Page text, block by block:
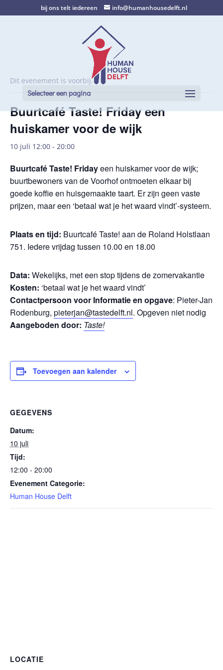
bij ons telt iedereen info@humanhousedelft.nl
Selecteer een pagina
Dit evenement is voorbij.
Buurtcafé Taste! Friday een
huiskamer voor de wijk
10 juli 12:00 - 20:00
Buurtcafé Taste! Fridayeen huiskamer voor de wijk;
buurtbewoners van de Voorhof ontmoeten elkaar bij
goede koffie en huisgemaakte taart. Er zijn geen vaste
prijzen, maar een ‘betaal wat je het waard vindt’-systeem.
Plaats en tijd: Buurtcafé Taste! aan de Roland Holstlaan
751. Iedere vrijdag tussen 10.00 en 18.00
Data: Wekelijks, met een stop tijdens de zomervakantie
Kosten: ‘betaal wat je het waard vindt’
Contactpersoon voor Informatie en opgave: Pieter-Jan
Rodenburg, pieterjan@tastedelft.nl. Opgeven niet nodig
Aangeboden door: Taste!
Toevoegen aan kalender
GEGEVENS
Datum:
10 juli
Tijd:
12:00 - 20:00
Evenement Categorie:
Human House Delft
LOCATIE